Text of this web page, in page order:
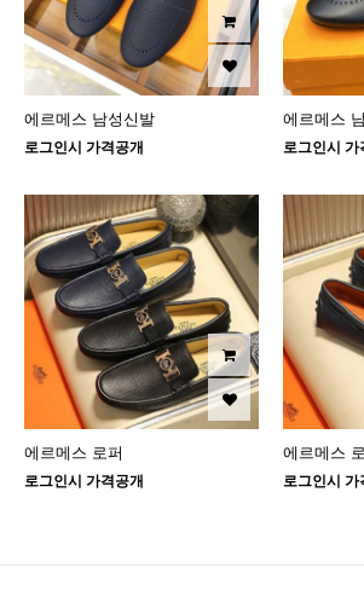
에르메스 남성신발
로그인시 가격공개
에르메스
로그인시 가
에르메스 로퍼
로그인시 가격공개
에르메스
로그인시 가